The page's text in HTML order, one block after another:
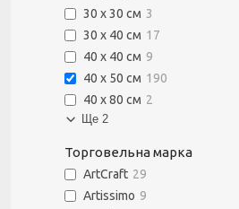
30 х 30 см 3
30 х 40 см 17
40 х 40 см 9
40 х 50 см 190
40 х 80 см 2
Ще 2
Торговельна марка
ArtCraft 29
Artissimo 9